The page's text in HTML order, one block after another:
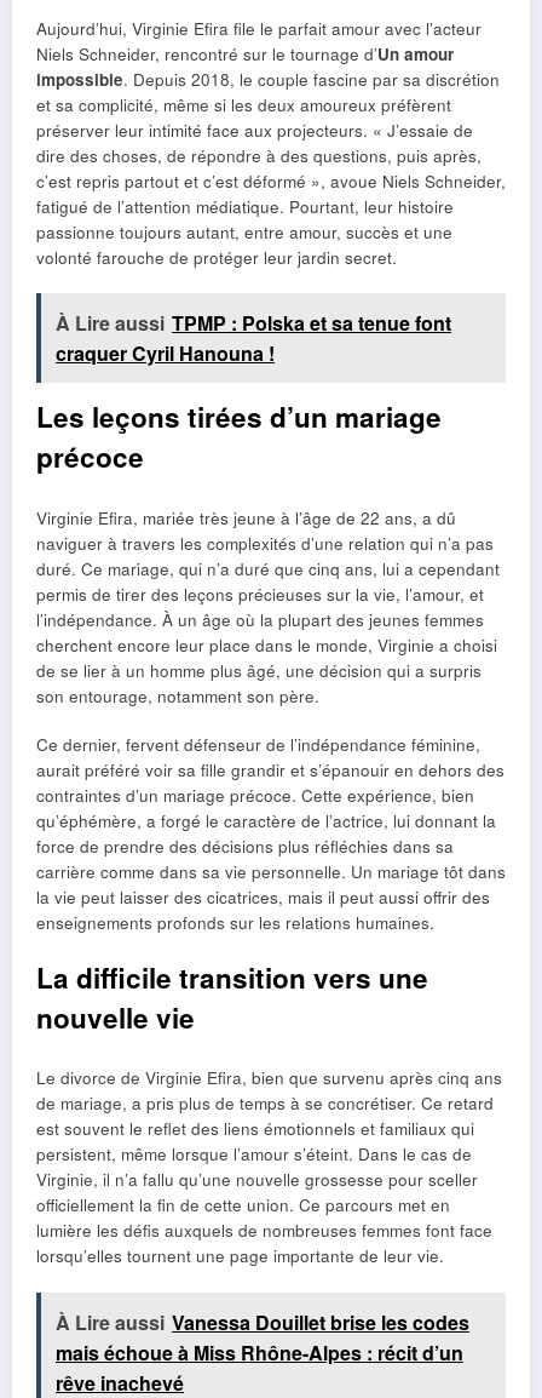
Aujourd’hui, Virginie Efira file le parfait amour avec l’acteur
Niels Schneider, rencontré sur le tournage d’Un amour
impossible. Depuis 2018, le couple fascine par sa discrétion
et sa complicité, même si les deux amoureux préfèrent
préserver leur intimité face aux projecteurs. « J’essaie de
dire des choses, de répondre à des questions, puis après,
c’est repris partout et c’est déformé », avoue Niels Schneider,
fatigué de l’attention médiatique. Pourtant, leur histoire
passionne toujours autant, entre amour, succès et une
volonté farouche de protéger leur jardin secret.
À Lire aussi TPMP : Polska et sa tenue font
craquer Cyril Hanouna !
Les leçons tirées d’un mariage
précoce
Virginie Efira, mariée très jeune à l’âge de 22 ans, a dû
naviguer à travers les complexités d’une relation qui n’a pas
duré. Ce mariage, qui n’a duré que cinq ans, lui a cependant
permis de tirer des leçons précieuses sur la vie, l’amour, et
l’indépendance. À un âge où la plupart des jeunes femmes
cherchent encore leur place dans le monde, Virginie a choisi
de se lier à un homme plus âgé, une décision qui a surpris
son entourage, notamment son père.
Ce dernier, fervent défenseur de l’indépendance féminine,
aurait préféré voir sa fille grandir et s’épanouir en dehors des
contraintes d’un mariage précoce. Cette expérience, bien
qu’éphémère, a forgé le caractère de l’actrice, lui donnant la
force de prendre des décisions plus réfléchies dans sa
carrière comme dans sa vie personnelle. Un mariage tôt dans
la vie peut laisser des cicatrices, mais il peut aussi offrir des
enseignements profonds sur les relations humaines.
La difficile transition vers une
nouvelle vie
Le divorce de Virginie Efira, bien que survenu après cinq ans
de mariage, a pris plus de temps à se concrétiser. Ce retard
est souvent le reflet des liens émotionnels et familiaux qui
persistent, même lorsque l’amour s’éteint. Dans le cas de
Virginie, il n’a fallu qu’une nouvelle grossesse pour sceller
officiellement la fin de cette union. Ce parcours met en
lumière les défis auxquels de nombreuses femmes font face
lorsqu’elles tournent une page importante de leur vie.
À Lire aussi Vanessa Douillet brise les codes
mais échoue à Miss Rhône-Alpes : récit d’un
rêve inachevé